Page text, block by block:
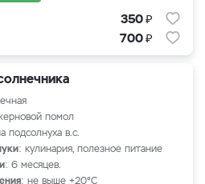
350₽
700₽
помол
подсолнуха в.с.
: кулинария, полезное питание
: 6 месяцев.
: не выше +20°С